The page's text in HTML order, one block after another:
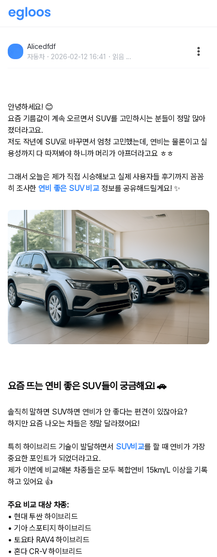
후기 😊Alicedfdf
자동차 2026-02-12 16:41 읽음 ...
안녕하세요! 😊
요즘 기름값이 계속 오르면서 SUV를 고민하시는 분들이 정말 많아
졌더라고요.
저도 작년에 SUV로 바꾸면서 엄청 고민했는데, 연비는 물론이고 실
용성까지 다 따져봐야 하니까 머리가 아프더라고요 ㅎㅎ
그래서 오늘은 제가 직접 시승해보고 실제 사용자들 후기까지 꼼꼼
히 조사한연비 좋은 SUV 비교 정보를 공유해드릴게요! ✨
요즘 뜨는 연비 좋은 SUV들이 궁금해요! 🚗
솔직히 말하면 SUV하면 연비가 안 좋다는 편견이 있잖아요?
하지만 요즘 나오는 차들은 정말 달라졌어요!
특히 하이브리드 기술이 발달하면서 SUV비교를 할 때 연비가 가장
중요한 포인트가 되었더라고요.
제가 이번에 비교해본 차종들은 모두 복합연비 15km/L 이상을 기록
하고 있어요 👍
주요 비교 대상 차종:
• 현대 투싼 하이브리드
• 기아 스포티지 하이브리드
• 토요타 RAV4 하이브리드
• 혼다 CR-V 하이브리드